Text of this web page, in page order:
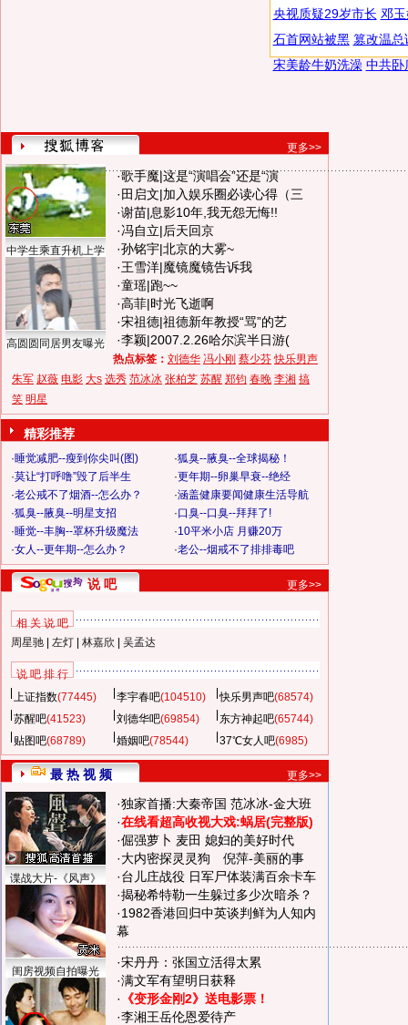
央视质疑29岁市长 邓
石首网站被黑 篡改温总
宋美龄牛奶洗澡 中共卧
更多>>
中学生乘直升机上学
高圆圆同居男友曝光
·歌手魔|这是“演唱会”还是“演
· 田启文|加入娱乐圈必读心得（三
·谢苗|息影10年,我无怨无悔!!
·冯自立|后天回京
·孙铭宇|北京的大雾~
·王雪洋|魔镜魔镜告诉我
·童瑶|跑~~
·高菲|时光飞逝啊
·宋祖德|祖德新年教授“骂”的艺
·李颖|2007.2.26哈尔滨半日游(
热点标签： 刘德华 冯小刚 蔡少芬 快乐男声
朱军 赵薇 电影 大s 选秀 范冰冰 张柏芝 苏醒 郑钧 春晚 李湘 搞
笑 明星
精彩推荐
·睡觉减肥--瘦到你尖叫(图) ·狐臭--腋臭--全球揭秘！
·莫让“打呼噜”毁了后半生 ·更年期--卵巢早衰--绝经
·老公戒不了烟酒--怎么办？ ·涵盖健康要闻健康生活导航
·狐臭--腋臭--明星支招 ·口臭--口臭--拜拜了!
·睡觉--丰胸--罩杯升级魔法 ·10平米小店 月赚20万
·女人--更年期--怎么办？ ·老公--烟戒不了排排毒吧
说 吧 更多>>
相 关 说 吧
周星驰| 左灯| 林嘉欣 吴孟达
说 吧 排 行
上证指数(77445) 李宇春吧(104510) 快乐男声吧(68574)
苏醒吧(41523) 刘德华吧(69854) 东方神起吧(65744)
贴图吧(68789) 婚姻吧(78544) 37℃女人吧(6985)
最 热 视 频 更多>>
谍战大片-《风声》
闺房视频自拍曝光
·独家首播:大秦帝国 范冰冰-金大班
·在线看超高收视大戏:蜗居(完整版)
·倔强萝卜 麦田 媳妇的美好时代
·大内密探灵灵狗
倪萍-美丽的事
·台儿庄战役 日军尸体装满百余卡车
·揭秘希特勒一生躲过多少次暗杀？
·1982香港回归中英谈判鲜为人知内
幕
·宋丹丹：张国立活得太累
·满文军有望明日获释
·
《变形金刚2》送电影票！
·李湘王岳伦恩爱待产